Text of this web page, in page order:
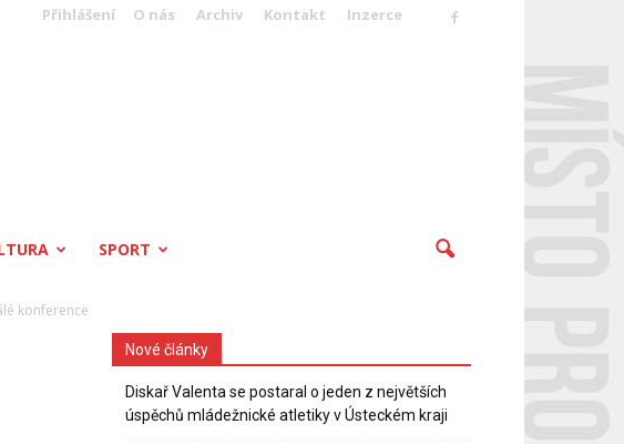
Přihlášení O nás Archiv Kontakt Inzerce
SPORT
konference
Nové články
Diskař Valenta se postaral o jeden z největších
úspěchů mládežnické atletiky v Ústeckém kraji